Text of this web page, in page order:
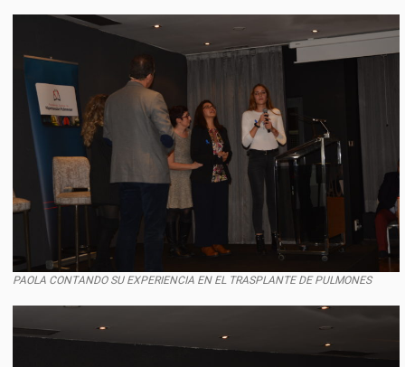
PAOLA CONTANDO SU EXPERIENCIA EN EL TRASPLANTE DE PULMONES